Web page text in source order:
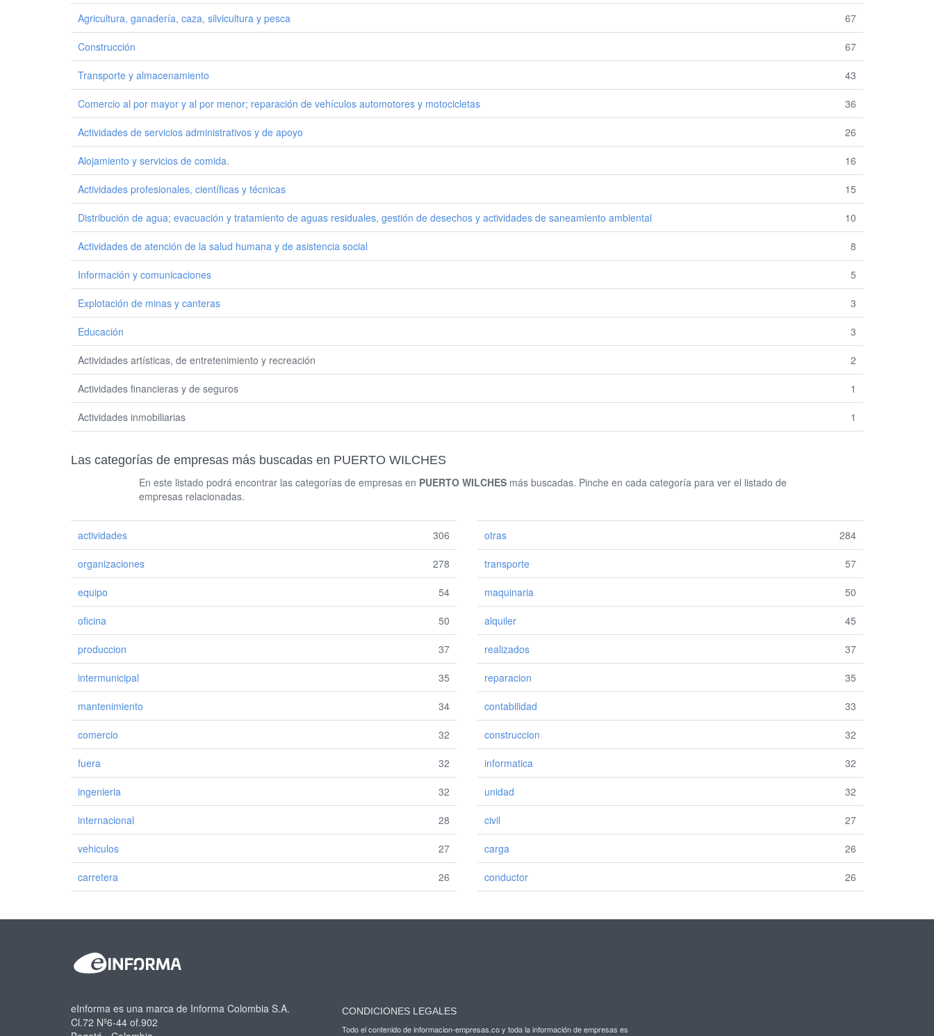
Agricultura, ganadería, caza, silvicultura y pesca 67
Construcción 67
Transporte y almacenamiento 43
Comercio al por mayor y al por menor; reparación de vehículos automotores y motocicletas 36
Actividades de servicios administrativos y de apoyo 26
Alojamiento y servicios de comida. 16
Actividades profesionales, científicas y técnicas 15
Distribución de agua; evacuación y tratamiento de aguas residuales, gestión de desechos y actividades de saneamiento ambiental 10
Actividades de atención de la salud humana y de asistencia social 8
Información y comunicaciones 5
Explotación de minas y canteras 3
Educación 3
Actividades artísticas, de entretenimiento y recreación 2
Actividades financieras y de seguros 1
Actividades inmobiliarias 1
Las categorías de empresas más buscadas en PUERTO WILCHES
En este listado podrá encontrar las categorías de empresas en PUERTO WILCHESmás buscadas. Pinche en cada categoría para ver el listado de
empresas relacionadas.
actividades 306
organizaciones 278
equipo 54
oficina 50
produccion 37
intermunicipal 35
mantenimiento 34
comercio 32
fuera 32
ingenieria 32
internacional 28
vehiculos 27
carretera 26
otras 284
transporte 57
maquinaria 50
alquiler 45
realizados 37
reparacion 35
contabilidad 33
construccion 32
informatica 32
unidad 32
civil 27
carga 26
conductor 26
eInforma es una marca de Informa Colombia S.A.
Cl.72 Nº6-44 of.902
CONDICIONES LEGALES
Todo el contenido de informacion-empresas.co y toda la información de empresas es